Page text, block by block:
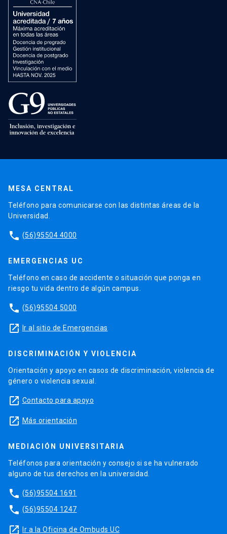
MESA CENTRAL
Teléfono para comunicarse con las distintas áreas de la
Universidad.
phone (56)95504 4000
EMERGENCIAS UC
Teléfono en caso de accidente o situación que ponga en
riesgo tu vida dentro de algún campus.
phone (56)95504 5000
launch Ir al sitio de Emergencias
DISCRIMINACIÓN Y VIOLENCIA
Orientación y apoyo en casos de discriminación, violencia de
género o violencia sexual.
launch Contacto para apoyo
launch Más orientación
MEDIACIÓN UNIVERSITARIA
Teléfonos para orientación y consejo si se ha vulnerado
alguno de tus derechos en la universidad.
phone (56)95504 1691
phone (56)95504 1247
launch Ir a la Oficina de Ombuds UC